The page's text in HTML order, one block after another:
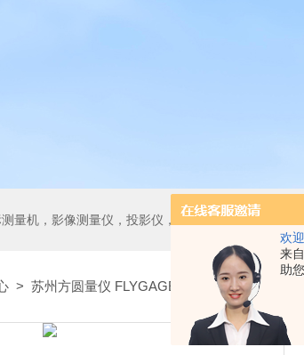
欢
来
助
显微镜，粗糙度仪、轮廓仪，圆度圆柱度仪，齿轮啮合仪，齿轮检测中心，测高仪，测长仪，激光测径仪，气动量仪，通用量具，硬度计，
> 苏州方圆量仪 FLYGAGE 布氏硬度计